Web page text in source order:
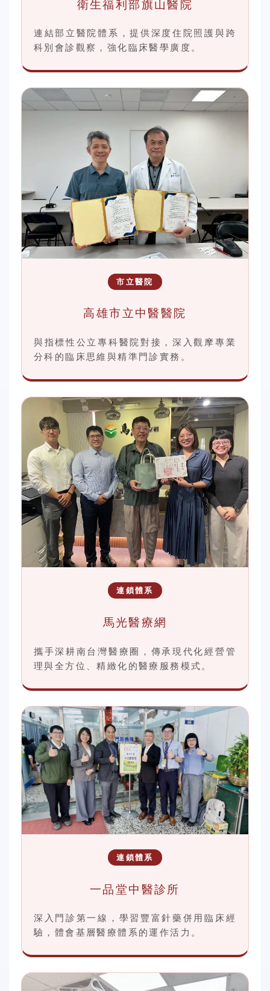
衛生福利部旗山醫院
連結部立醫院體系，提供深度住院照護與跨
科別會診觀察，強化臨床醫學廣度。
市立醫院
高雄市立中醫醫院
與指標性公立專科醫院對接，深入觀摩專業
分科的臨床思維與精準門診實務。
連鎖體系
馬光醫療網
攜手深耕南台灣醫療圈，傳承現代化經營管
理與全方位、精緻化的醫療服務模式。
連鎖體系
一品堂中醫診所
深入門診第一線，學習豐富針藥併用臨床經
驗，體會基層醫療體系的運作活力。